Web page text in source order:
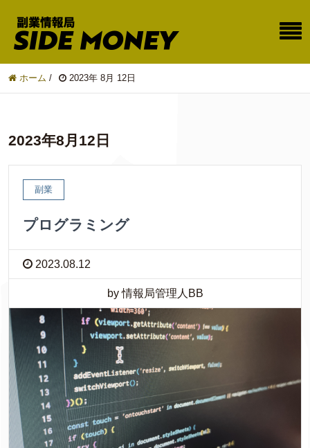
ホーム / 2023年 8月 12日
2023年8月12日
副業
プログラミング
2023.08.12
by 情報局管理人BB